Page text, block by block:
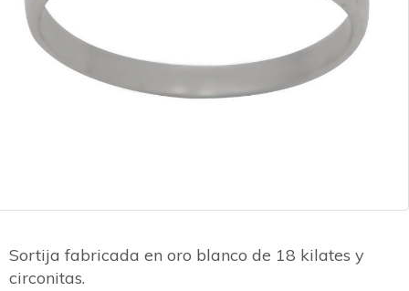
Sortija fabricada en oro blanco de 18 kilates y
circonitas.